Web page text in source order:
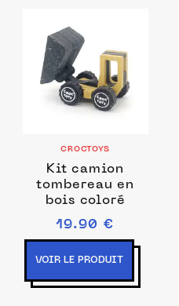
CROCTOYS
Kit camion
tombereau en
bois coloré
19.90 €
VOIR LE PRODUIT